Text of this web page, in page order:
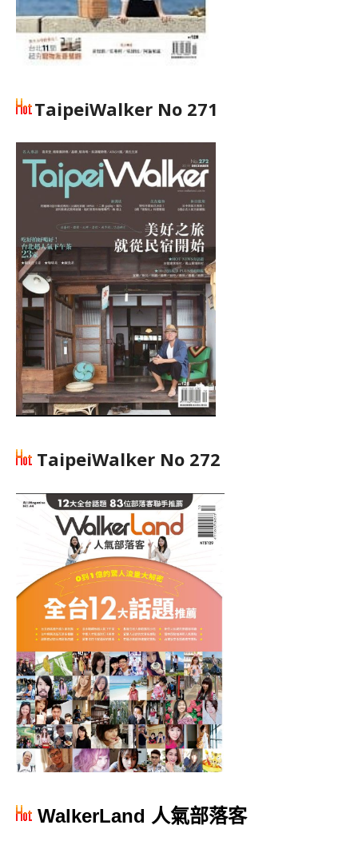
TaipeiWalker No 271
TaipeiWalker No 272
WalkerLand 人氣部落客